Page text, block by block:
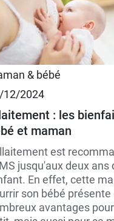
& bébé
12/2024
: les
et maman
est
jusqu'aux deux ans
En effet, cette
son bébé présente
avantages